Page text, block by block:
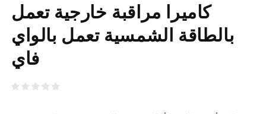
كاميرا مراقبة خارجية تعمل
بالطاقة الشمسية تعمل بالواي
فاي